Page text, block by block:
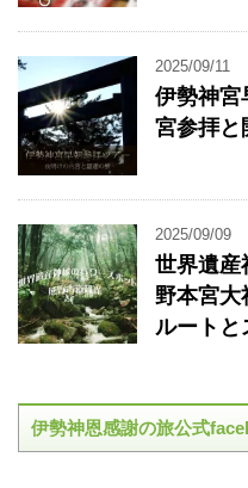
2025/09/11
伊勢神宮
宮参拝と
2025/09/09
世界遺産
野本宮大
ルートと
伊勢神恩感謝の旅公式